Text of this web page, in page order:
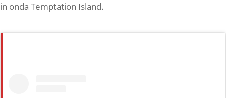
in onda Temptation Island.